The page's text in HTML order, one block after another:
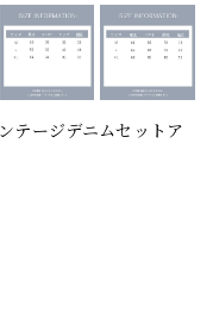
テージデニムセットア